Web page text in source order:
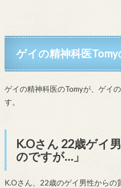
ゲイの精神科医
ゲイの精神科医のTomyが、ゲイ
す。
K.Oさん 22歳ゲイ
のですが…」
K.Oさん、22歳のゲイ男性からの